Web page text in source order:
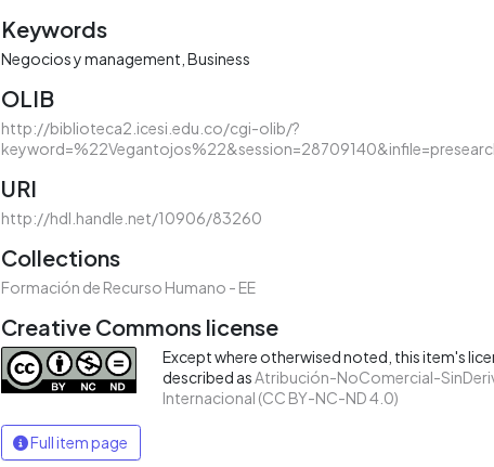
Keywords
Negocios y management Business
OLIB
http://biblioteca2.icesi.edu.co/cgi-olib/?
URI
http://hdl.handle.net/10906/83260
Collections
Formación de Recurso Humano - EE
Creative Commons license
Except where otherwised noted, this item's
described as Atribución-NoComercial-
Internacional (CC BY-NC-ND 4.0)
Full item page